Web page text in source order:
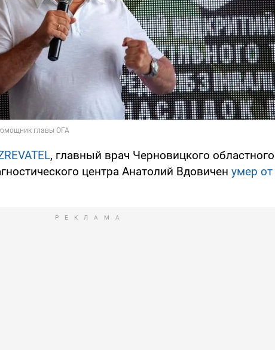
, главный врач Черновицкого областного
центра Анатолий Вдовичен умер от